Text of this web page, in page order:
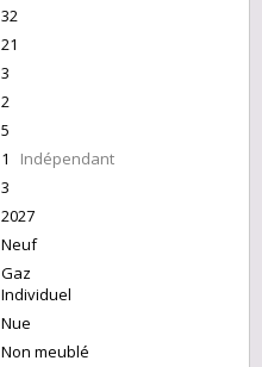
32
21
3
2
5
1 Indépendant
3
2027
Neuf
Gaz
Individuel
Nue
Non meublé